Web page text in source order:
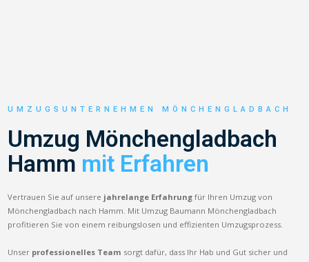
UMZUGSUNTERNEHMEN MÖNCHENGLADBACH
Umzug Mönchengladbach
Hamm mit Erfahren
Vertrauen Sie auf unsere jahrelange Erfahrung für Ihren Umzug von
Mönchengladbach nach Hamm. Mit Umzug Baumann Mönchengladbach
profitieren Sie von einem reibungslosen und effizienten Umzugsprozess.
Unser professionelles Team sorgt dafür, dass Ihr Hab und Gut sicher und